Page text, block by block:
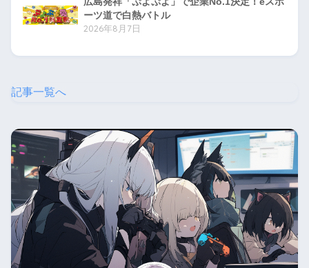
ーツ道で白熱バトル
2026年8月7日
記事一覧へ